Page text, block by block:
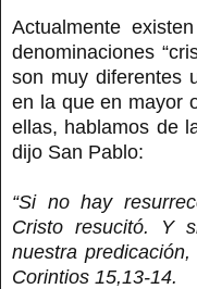
Actualmente
denominaciones
son muy diferentes
en la que en mayor
ellas, hablamos de
dijo San Pablo:
“Si no hay
Cristo resucitó. Y
nuestra
Corintios 15,13-14.